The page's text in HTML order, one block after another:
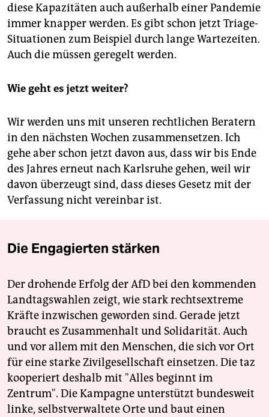
diese Kapazitäten auch außerhalb einer Pandemie
immer knapper werden. Es gibt schon jetzt Triage-
Situationen zum Beispiel durch lange Wartezeiten.
Auch die müssen geregelt werden.
Wie geht es jetzt weiter?
Wir werden uns mit unseren rechtlichen Beratern
in den nächsten Wochen zusammensetzen. Ich
gehe aber schon jetzt davon aus, dass wir bis Ende
des Jahres erneut nach Karlsruhe gehen, weil wir
davon überzeugt sind, dass dieses Gesetz mit der
Verfassung nicht vereinbar ist.
Die Engagierten stärken
Der drohende Erfolg der AfD bei den kommenden
Landtagswahlen zeigt, wie stark rechtsextreme
Kräfte inzwischen geworden sind. Gerade jetzt
braucht es Zusammenhalt und Solidarität. Auch
und vor allem mit den Menschen, die sich vor Ort
für eine starke Zivilgesellschaft einsetzen. Die taz
kooperiert deshalb mit "Alles beginnt im
Zentrum". Die Kampagne unterstützt bundesweit
linke, selbstverwaltete Orte und baut einen